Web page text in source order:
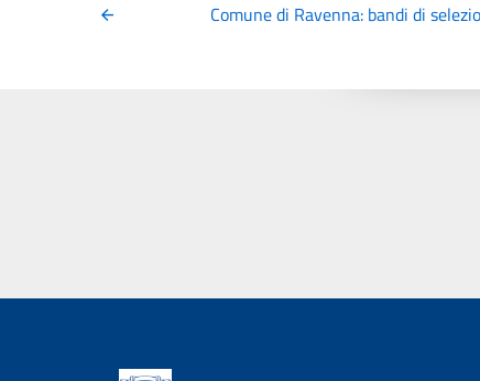
Comune di Ravenna: bandi di